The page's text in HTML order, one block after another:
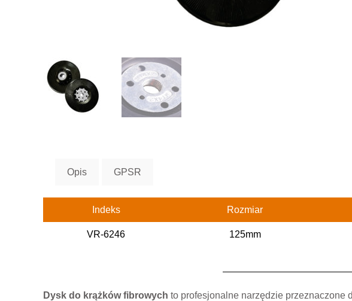
Opis GPSR
Indeks Rozmiar
VR-6246 125mm
Dysk do krążków fibrowych to profesjonalne narzędzie przeznaczone